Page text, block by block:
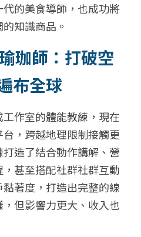
的美食導師，也成功將
知識商品。
珈師：打破空
布全球
作室的體能教練，現在
，跨越地理限制接觸更
造了結合動作講解、營
甚至搭配社群社群互動
著度，打造出完整的線
，但影響力更大、收入也